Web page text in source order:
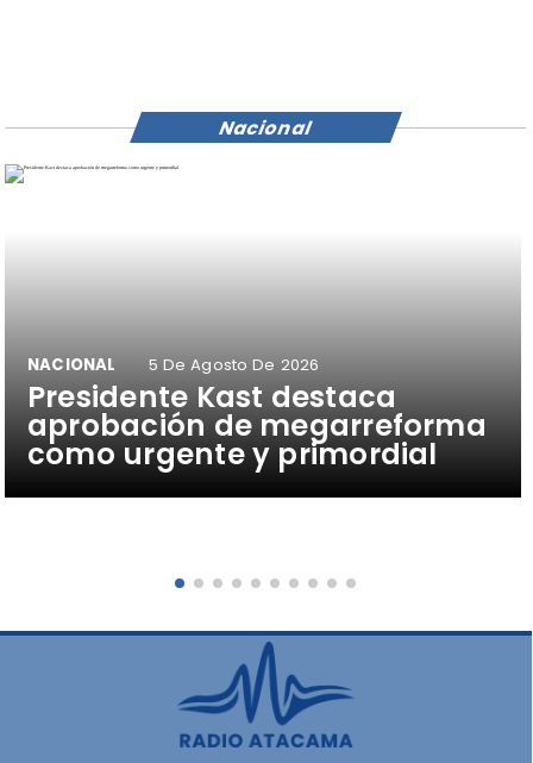
Presidente Kast destaca
aprobación de megarreforma
como urgente y primordial
NACIONAL 5 De Agosto De 2026
Nacional